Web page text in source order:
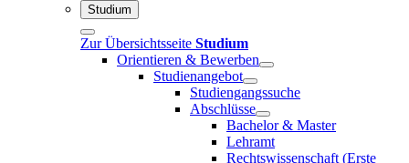
Studium
Zur Übersichtsseite Studium
Orientieren & Bewerben
Studienangebot
Studiengangssuche
Abschlüsse
Bachelor & Master
Lehramt
Rechtswissenschaft (Erste